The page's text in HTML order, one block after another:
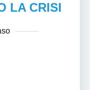
LA CRISI